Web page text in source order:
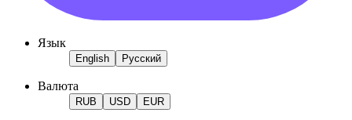
Язык
English Русский
Валюта
RUB USD EUR